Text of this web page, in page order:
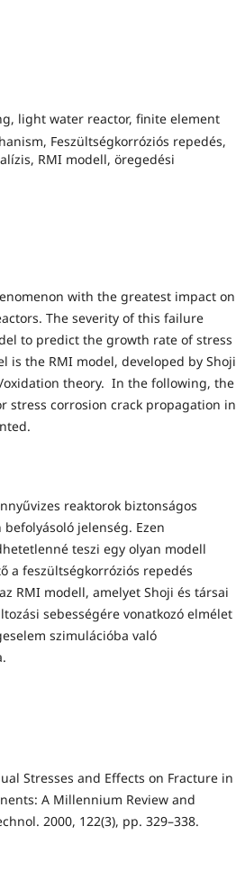
light water reactor, finite element
Feszültségkorróziós repedés,
RMI modell, öregedési
with the greatest impact on
The severity of this failure
to predict the growth rate of stress
is the RMI model, developed by Shoji
theory. In the following, the
stress corrosion crack propagation in
reaktorok biztonságos
jelenség. Ezen
teszi egy olyan modell
a feszültségkorróziós repedés
RMI modell, amelyet Shoji és társai
sebességére vonatkozó elmélet
szimulációba való
Stresses and Effects on Fracture in
A Millennium Review and
2000, 122(3), pp. 329–338.